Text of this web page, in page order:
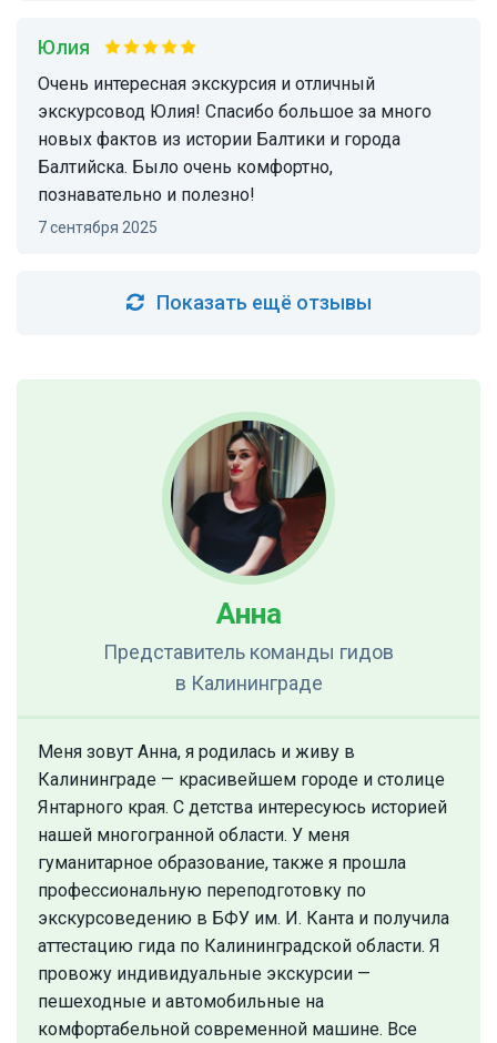
Юлия
Очень интересная экскурсия и отличный
экскурсовод Юлия! Спасибо большое за много
новых фактов из истории Балтики и города
Балтийска. Было очень комфортно,
познавательно и полезно!
7 сентября 2025
Показать ещё отзывы
Анна
Представитель команды гидов
в Калининграде
Меня зовут Анна, я родилась и живу в
Калининграде — красивейшем городе и столице
Янтарного края. С детства интересуюсь историей
нашей многогранной области. У меня
гуманитарное образование, также я прошла
профессиональную переподготовку по
экскурсоведению в БФУ им. И. Канта и получила
аттестацию гида по Калининградской области. Я
провожу индивидуальные экскурсии —
пешеходные и автомобильные на
комфортабельной современной машине. Все